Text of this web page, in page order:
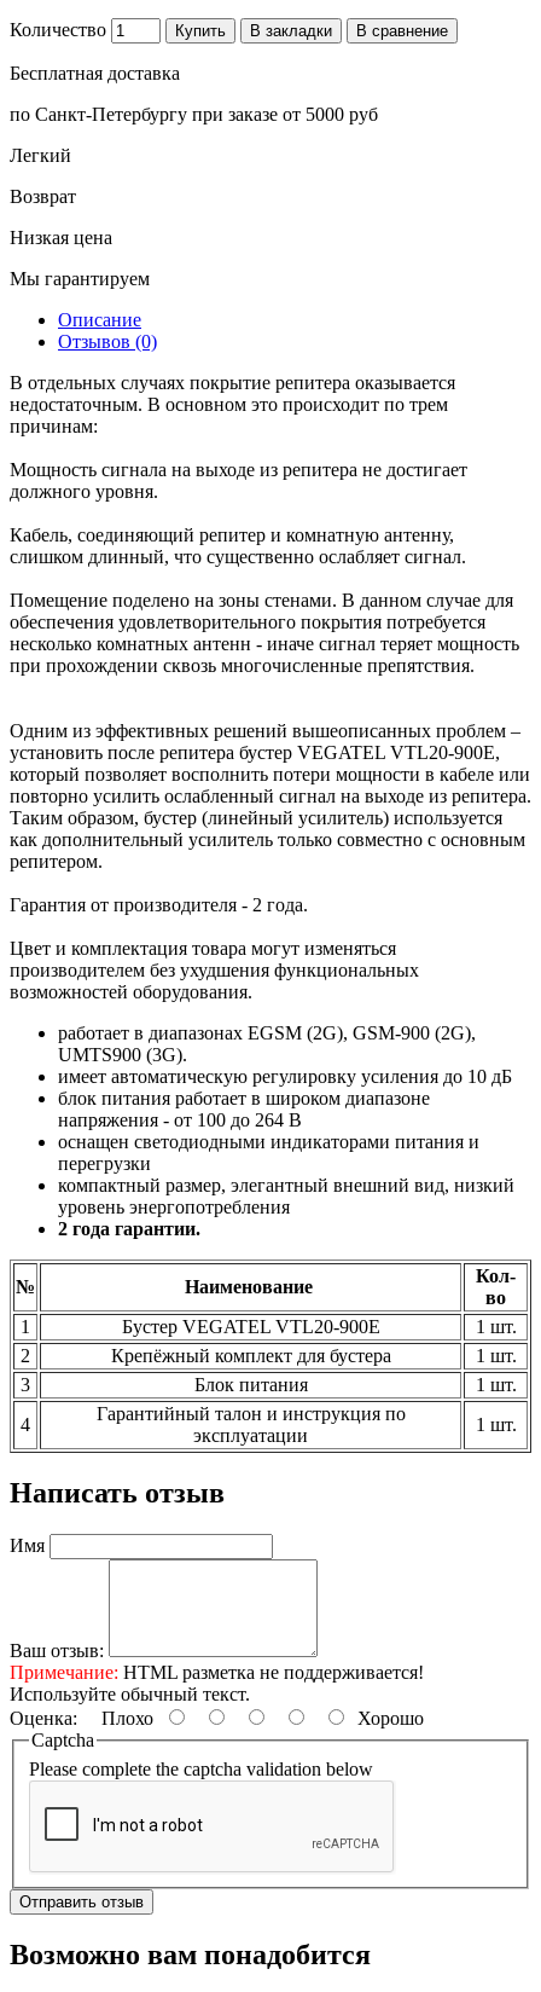
Количество Купить В закладки В сравнение
Бесплатная доставка
по Санкт-Петербургу при заказе от 5000 руб
Легкий
Возврат
Низкая цена
Мы гарантируем
Описание
Отзывов (0)
В отдельных случаях покрытие репитера оказывается
недостаточным. В основном это происходит по трем
причинам:
Мощность сигнала на выходе из репитера не достигает
должного уровня.
Кабель, соединяющий репитер и комнатную антенну,
слишком длинный, что существенно ослабляет сигнал.
Помещение поделено на зоны стенами. В данном случае для
обеспечения удовлетворительного покрытия потребуется
несколько комнатных антенн - иначе сигнал теряет мощность
при прохождении сквозь многочисленные препятствия.
Одним из эффективных решений вышеописанных проблем –
установить после репитера бустер VEGATEL VTL20-900E,
который позволяет восполнить потери мощности в кабеле или
повторно усилить ослабленный сигнал на выходе из репитера.
Таким образом, бустер (линейный усилитель) используется
как дополнительный усилитель только совместно с основным
репитером.
Гарантия от производителя - 2 года.
Цвет и комплектация товара могут изменяться
производителем без ухудшения функциональных
возможностей оборудования.
работает в диапазонах EGSM (2G), GSM-900 (2G),
UMTS900 (3G).
имеет автоматическую регулировку усиления до 10 дБ
блок питания работает в широком диапазоне
напряжения - от 100 до 264 В
оснащен светодиодными индикаторами питания и
перегрузки
компактный размер, элегантный внешний вид, низкий
уровень энергопотребления
2 года гарантии.
№ Наименование
Кол-
во
1
Бустер VEGATEL VTL20-900E
1 шт.
2
Крепёжный комплект для бустера
1 шт.
3
Блок питания
1 шт.
4
Гарантийный талон и инструкция по
эксплуатации
1 шт.
Написать отзыв
Имя
Ваш отзыв:
Примечание: HTML разметка не поддерживается!
Используйте обычный текст.
Оценка: Плохо
Хорошо
Captcha
Please complete the captcha validation below
Отправить отзыв
Возможно вам понадобится